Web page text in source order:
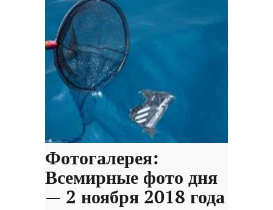
Фотогалерея:
Всемирные фото дня
— 2 ноября 2018 года